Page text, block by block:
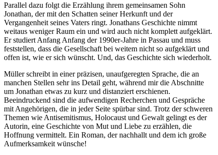
Parallel dazu folgt die Erzählung ihrem gemeinsamen Sohn
Jonathan, der mit den Schatten seiner Herkunft und der
Vergangenheit seines Vaters ringt. Jonathans Geschichte nimmt
weitaus weniger Raum ein und wird auch nicht komplett aufgeklärt.
Er studiert Anfang Anfang der 1990er-Jahre in Passau und muss
feststellen, dass die Gesellschaft bei weitem nicht so aufgeklärt und
offen ist, wie er sich wünscht. Und, das Geschichte sich wiederholt.
Müller schreibt in einer präzisen, unaufgeregten Sprache, die an
manchen Stellen sehr ins Detail geht, während mir die Abschnitte
um Jonathan etwas zu kurz und distanziert erschienen.
Beeindruckend sind die aufwendigen Recherchen und Gespräche
mit Angehörigen, die in jeder Seite spürbar sind. Trotz der schweren
Themen wie Antisemitismus, Holocaust und Gewalt gelingt es der
Autorin, eine Geschichte von Mut und Liebe zu erzählen, die
Hoffnung vermittelt. Ein Roman, der nachhallt und dem ich große
Aufmerksamkeit wünsche!